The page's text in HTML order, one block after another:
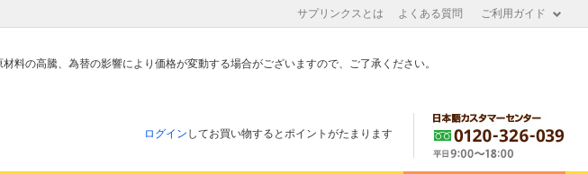
サプリンクスとは よくある質問 ご利用ガイド
材料の高騰、為替の影響により価格が変動する場合がございますので、ご了承ください。
ログイン してお買い物するとポイントがたまります